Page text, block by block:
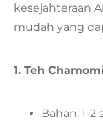
kesejahteraan
mudah yang
1. Teh
Bahan: 1-